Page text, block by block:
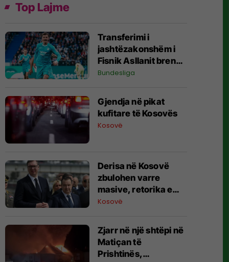
Top Lajme
Transferimi i
jashtëzakonshëm i
Fisnik Asllanit brenda
Bundesligës po bëhet
- detajet e fundit
Bundesliga
Gjendja në pikat
kufitare të Kosovës
Kosovë
Derisa në Kosovë
zbulohen varre
masive, retorika e
zyrtarëve serbë
viteve ’90
Kosovë
Zjarr në një shtëpi në
Matiçan të
Prishtinës,